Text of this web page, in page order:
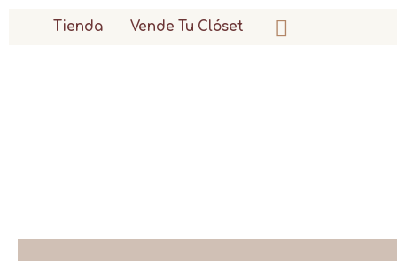
Tienda Vende Tu Clóset buscar